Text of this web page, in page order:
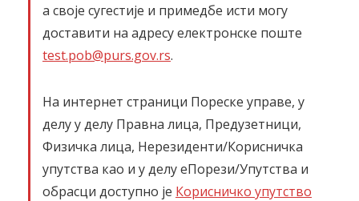
а своје сугестије и примедбе исти могу
доставити на адресу електронске поште
test.pob@purs.gov.rs.
На интернет страници Пореске управе, у
делу у делу Правна лица, Предузетници,
Физичка лица, Нерезиденти/Корисничка
упутства као и у делу еПорези/Упутства и
обрасци доступно је Корисничко упутство